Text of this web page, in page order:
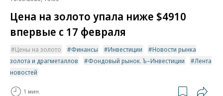
Цена на золото упала ниже $4910
впервые с 17 февраля
Цены на золото Финансы Инвестиции
Новости рынка
золота и драгметаллов
Фондовый рынок. Ъ–Инвестиции
Лента
новостей
1 мин.